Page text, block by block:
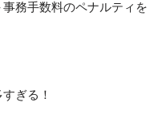
務手数料のペナルティを
ぎる！